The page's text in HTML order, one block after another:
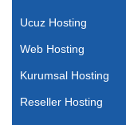
Ucuz Hosting
Web Hosting
Kurumsal Hosting
Reseller Hosting